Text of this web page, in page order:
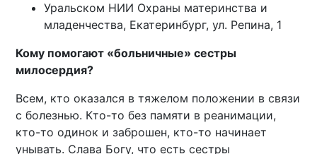
Уральском НИИ Охраны материнства и
младенчества, Екатеринбург, ул. Репина, 1
Кому помогают «больничные» сестры
милосердия?
Всем, кто оказался в тяжелом положении в связи
с болезнью. Кто-то без памяти в реанимации,
кто-то одинок и заброшен, кто-то начинает
унывать. Слава Богу, что есть сестры